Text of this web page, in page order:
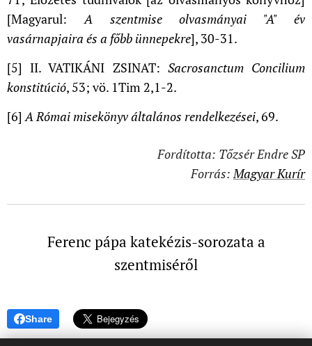
[Magyarul:A szentmise olvasmányai "A" év
vasárnapjaira és a főbb ünnepekre], 30-31.
[5] II. VATIKÁNI ZSINAT: Sacrosanctum Concilium
konstitúció, 53; vö. 1Tim 2,1-2.
[6]A Római misekönyv általános rendelkezései, 69.
Fordította: Tőzsér Endre SP
Forrás:Magyar Kurír
Ferenc pápa katekézis-sorozata a
szentmiséről
Share